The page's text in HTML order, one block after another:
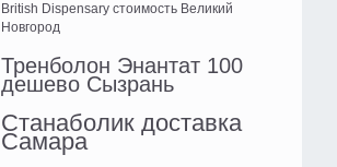
British Dispensary стоимость Великий
Новгород
Тренболон Энантат 100
дешево Сызрань
Станаболик доставка
Самара